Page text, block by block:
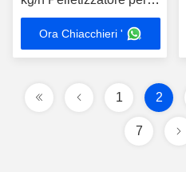
estrusore di plastica
industriale in acciaio
inossidabile per il taglio
Ora Chiacchieri '
1 2
7